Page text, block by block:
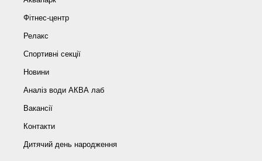
Фітнес-центр
Релакс
Спортивні секції
Новини
Аналіз води АКВА лаб​
Вакансії
Контакти
Дитячий день народження